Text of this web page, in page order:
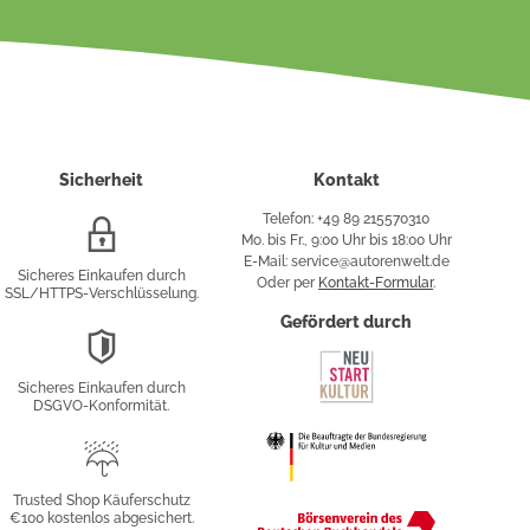
Sicherheit
Verschlüsselung
Sicheres Einkaufen durch
SSL/HTTPS-Verschlüsselung.
Sicheres Einkaufen durch
DSGVO-Konformität.
Käuferschutz
Trusted Shop Käuferschutz
€100 kostenlos abgesichert.
Kontakt
Telefon: +49 89 215570310
Mo. bis Fr., 9:00 Uhr bis 18:00 Uhr
E-Mail: service@autorenwelt.de
Oder per Kontakt-Formular.
Gefördert durch